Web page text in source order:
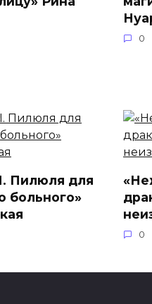
0
Пилюля для
больного»
0